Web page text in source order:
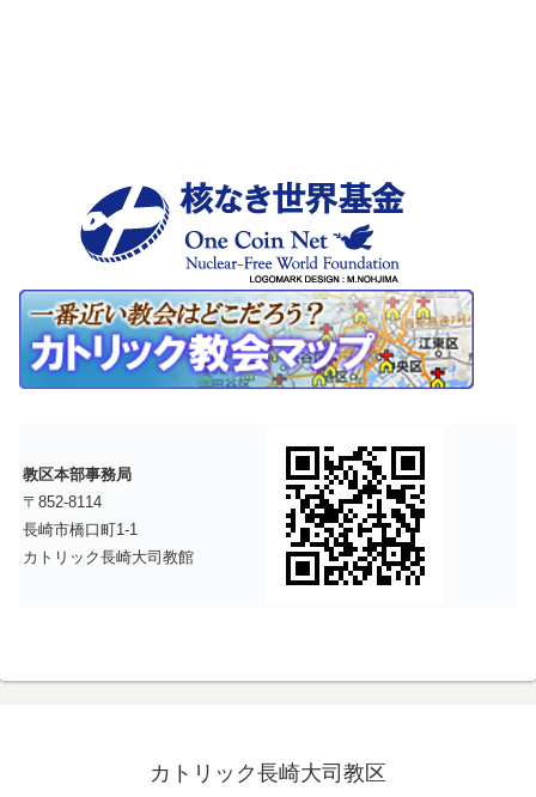
教区本部事務局
〒852-8114
長崎市橋口町1-1
カトリック長崎大司教館
カトリック長崎大司教区